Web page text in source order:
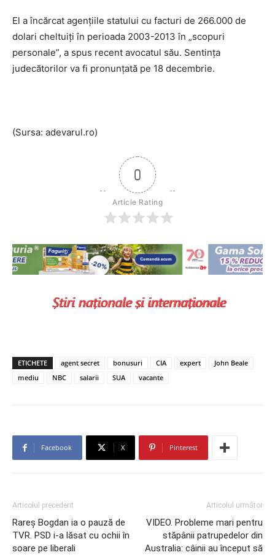
El a încărcat agenţiile statului cu facturi de 266.000 de
dolari cheltuiţi în perioada 2003-2013 în „scopuri
personale”, a spus recent avocatul său. Sentinţa
judecătorilor va fi pronunţată pe 18 decembrie.
(Sursa: adevarul.ro)
0
Article Rating
ETICHETE agent secret bonusuri CIA expert
John Beale
mediu
NBC salarii SUA vacante
Facebook X Pinterest
Articolul precedent
Rareş Bogdan ia o pauză de
TVR. PSD i-a lăsat cu ochii în
soare pe liberali
Articolul următor
VIDEO. Probleme mari pentru
stăpânii patrupedelor din
Australia: câinii au început să